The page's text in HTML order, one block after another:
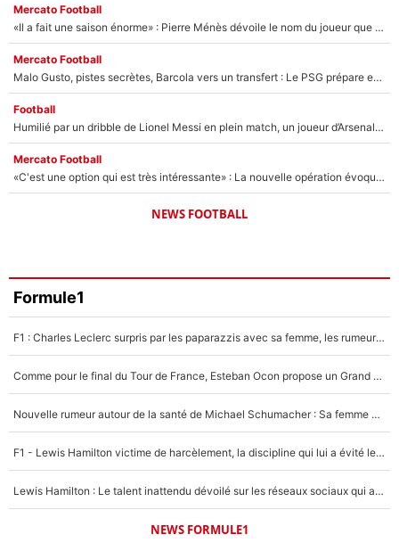
Mercato Football
«Il a fait une saison énorme» : Pierre Ménès dévoile le nom du joueur que l’OM devait absolument recruter cet été, l’IA valide la piste !
Mercato Football
Malo Gusto, pistes secrètes, Barcola vers un transfert : Le PSG prépare encore des surprises sur le mercato
Football
Humilié par un dribble de Lionel Messi en plein match, un joueur d’Arsenal a changé de coiffure pour passer incognito !
Mercato Football
«C'est une option qui est très intéressante» : La nouvelle opération évoquée au PSG est déjà validée dans l’After Foot
NEWS FOOTBALL
Formule1
F1 : Charles Leclerc surpris par les paparazzis avec sa femme, les rumeurs étaient vraies !
Comme pour le final du Tour de France, Esteban Ocon propose un Grand Prix de Formule 1 à Paris : «Autour de l’Arc de Triomphe, ce serait génial» !
Nouvelle rumeur autour de la santé de Michael Schumacher : Sa femme Corinna sort du silence
F1 - Lewis Hamilton victime de harcèlement, la discipline qui lui a évité le pire : «J'aurais probablement mal tourné»
Lewis Hamilton : Le talent inattendu dévoilé sur les réseaux sociaux qui a impressionné Kim Kardashian pendant leurs vacances en amoureux !
NEWS FORMULE1